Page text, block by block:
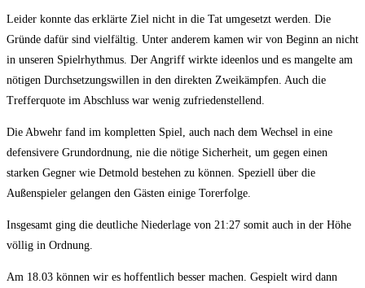
Leider konnte das erklärte Ziel nicht in die Tat umgesetzt werden. Die
Gründe dafür sind vielfältig. Unter anderem kamen wir von Beginn an nicht
in unseren Spielrhythmus. Der Angriff wirkte ideenlos und es mangelte am
nötigen Durchsetzungswillen in den direkten Zweikämpfen. Auch die
Trefferquote im Abschluss war wenig zufriedenstellend.
Die Abwehr fand im kompletten Spiel, auch nach dem Wechsel in eine
defensivere Grundordnung, nie die nötige Sicherheit, um gegen einen
starken Gegner wie Detmold bestehen zu können. Speziell über die
Außenspieler gelangen den Gästen einige Torerfolge.
Insgesamt ging die deutliche Niederlage von 21:27 somit auch in der Höhe
völlig in Ordnung.
Am 18.03 können wir es hoffentlich besser machen. Gespielt wird dann